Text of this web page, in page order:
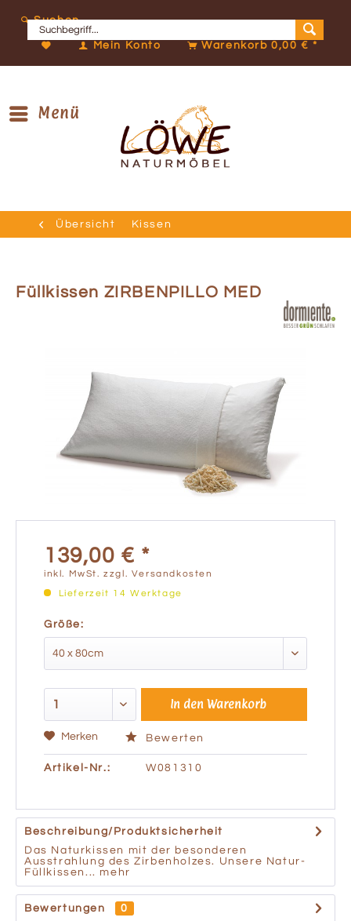
Suchen
Mein Konto Warenkorb0,00 € *
Menü
Übersicht Kissen
Füllkissen ZIRBENPILLO MED
139,00 € *
inkl. MwSt.zzgl. Versandkosten
Lieferzeit 14 Werktage
Größe:
In den Warenkorb
Merken Bewerten
Artikel-Nr.: W081310
Beschreibung/Produktsicherheit
Das Naturkissen mit der besonderen
Ausstrahlung des Zirbenholzes. Unsere Natur-
Füllkissen... mehr
Bewertungen
0